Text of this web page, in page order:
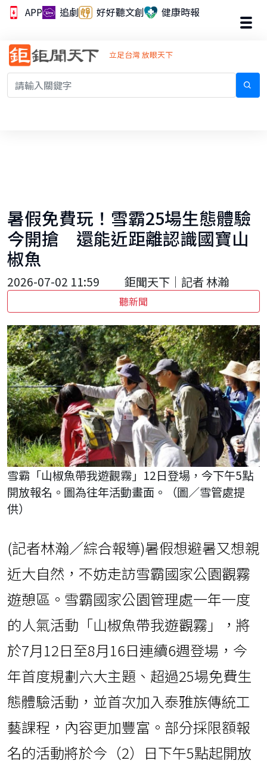
APP 追劇 好好聽文創 健康時報
立足台灣 放眼天下
暑假免費玩！雪霸25場生態體驗
今開搶 還能近距離認識國寶山
椒魚
2026-07-02 11:59 鉅聞天下｜記者 林瀚
聽新聞
雪霸「山椒魚帶我遊觀霧」12日登場，今下午5點
開放報名。圖為往年活動畫面。（圖／雪管處提
供）
(記者林瀚／綜合報導)暑假想避暑又想親
近大自然，不妨走訪雪霸國家公園觀霧
遊憩區。雪霸國家公園管理處一年一度
的人氣活動「山椒魚帶我遊觀霧」，將
於7月12日至8月16日連續6週登場，今
年首度規劃六大主題、超過25場免費生
態體驗活動，並首次加入泰雅族傳統工
藝課程，內容更加豐富。部分採限額報
名的活動將於今（2）日下午5點起開放